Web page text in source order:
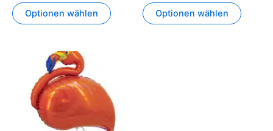
Optionen wählen Optionen wählen